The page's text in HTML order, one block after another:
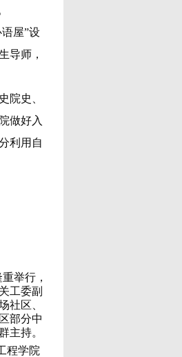
屋”设
导师，
院史、
做好入
利用自
举行，
工委副
社区、
部分中
主持。
程学院